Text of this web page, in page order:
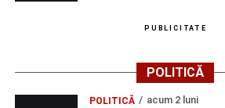
Ultimele știri din Sebeș
Primăria Sebeș a decis să
iluminatului public pe timpul
apelului la economii al
PUBLICITATE
POLITICĂ
POLITICĂ acum 2 luni